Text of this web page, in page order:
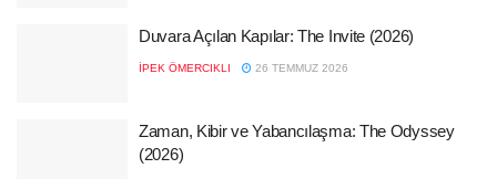
Duvara Açılan Kapılar: The Invite (2026)
İPEK ÖMERCIKLI 26 TEMMUZ 2026
Zaman, Kibir ve Yabancılaşma: The Odyssey
(2026)